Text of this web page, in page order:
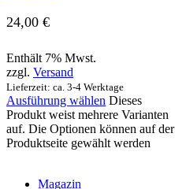
24,00 €
Enthält 7% Mwst.
zzgl. Versand
Lieferzeit: ca. 3-4 Werktage
Ausführung wählen Dieses
Produkt weist mehrere Varianten
auf. Die Optionen können auf der
Produktseite gewählt werden
Magazin